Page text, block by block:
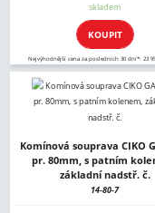
skladem
KOUPIT
Nejvýhodnější cena za posledních 30 dní*: 23
Komínová souprava CIKO
pr. 80mm, s patním
základní nadstř. č.
14-80-7